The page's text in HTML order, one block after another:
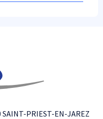
SAINT-PRIEST-EN-JAREZ